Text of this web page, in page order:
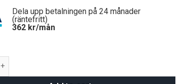
was:
9750 kr.
is:
6780 kr.
Dela upp betalningen på 24 månader
(räntefritt)
362 kr/mån
Bänk Elkamin quantity